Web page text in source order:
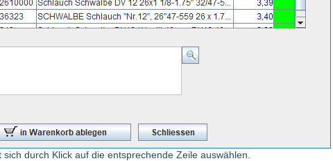
durch Klick auf die entsprechende Zeile auswählen.